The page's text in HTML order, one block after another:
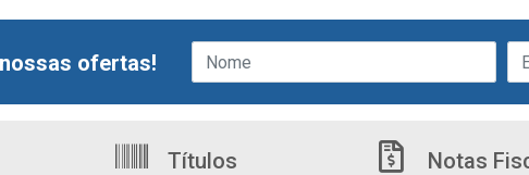
ofertas!
Títulos Notas